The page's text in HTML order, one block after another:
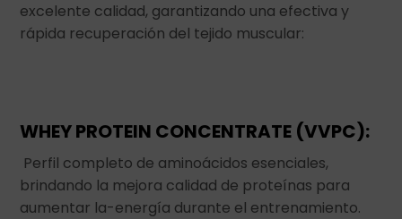
excelente calidad, garantizando una efectiva y
rápida recuperación del tejido muscular:
WHEY PROTEIN CONCENTRATE (VVPC):
Perfil completo de aminoácidos esenciales,
brindando la mejora calidad de proteínas para
aumentar la-energía durante el entrenamiento.